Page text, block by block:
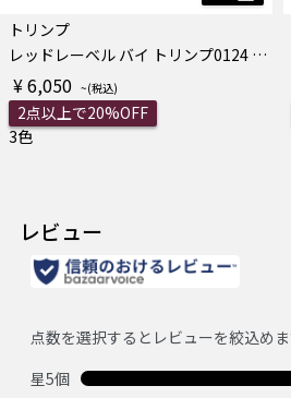
トリンプ
レッドレーベル バイ トリンプ0124 ロングキャミソール
¥ 6,050
2点以上で20%OFF
3色